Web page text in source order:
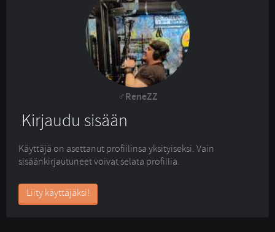
ReneZZ
Kirjaudu sisään
Käyttäjä on asettanut profiilinsa yksityiseksi. Vain
sisäänkirjautuneet voivat selata profiilia.
Liity käyttäjäksi!